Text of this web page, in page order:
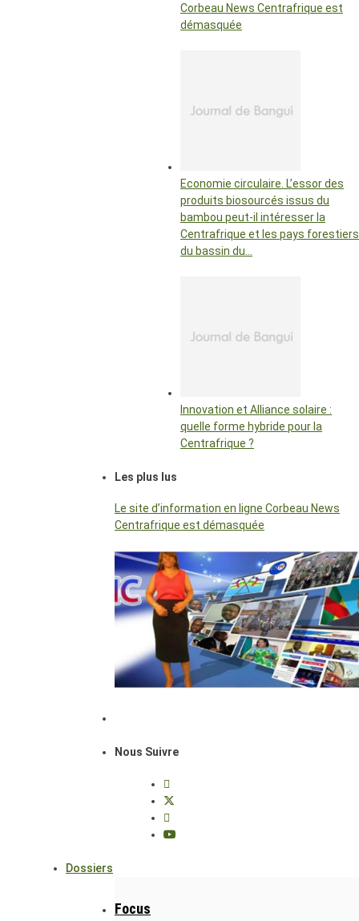
Corbeau News Centrafrique est
démasquée
Economie circulaire. L’essor des
produits biosourcés issus du
bambou peut-il intéresser la
Centrafrique et les pays forestiers
du bassin du…
Innovation et Alliance solaire :
quelle forme hybride pour la
Centrafrique ?
Les plus lus
Le site d’information en ligne Corbeau News
Centrafrique est démasquée
Nous Suivre
Dossiers
Focus